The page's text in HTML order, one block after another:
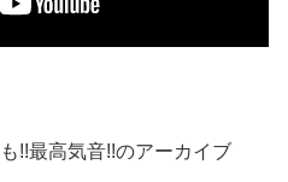
!!最高気音!!のアーカイブ